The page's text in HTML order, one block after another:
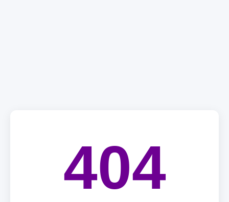
404